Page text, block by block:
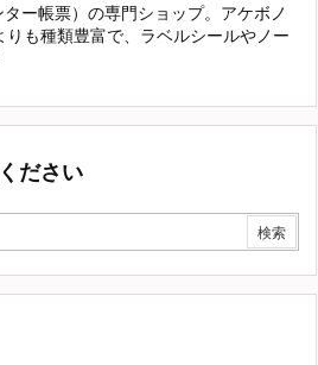
ー帳票）の専門ショップ。アケボノ
も種類豊富で、ラベルシールやノー
ださい